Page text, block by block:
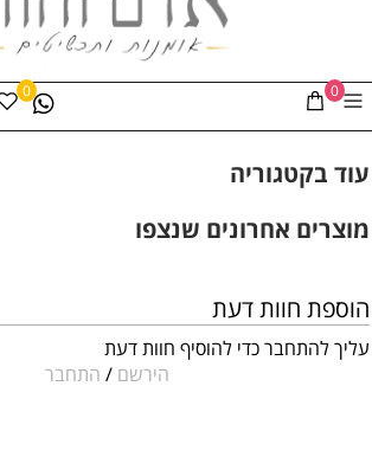
0
0
עוד בקטגוריה
מוצרים אחרונים שנצפו
הוספת חוות דעת
עליך להתחבר כדי להוסיף חוות דעת
הירשם / התחבר